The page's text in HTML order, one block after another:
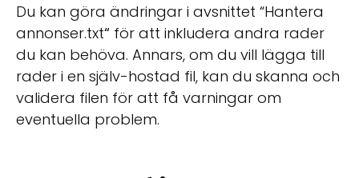
Du kan göra ändringar i avsnittet “Hantera
annonser.txt“ för att inkludera andra rader
du kan behöva. Annars, om du vill lägga till
rader i en själv-hostad fil, kan du skanna och
validera filen för att få varningar om
eventuella problem.